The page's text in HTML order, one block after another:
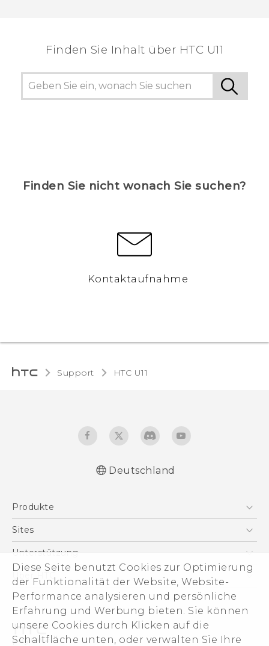
Diese Seite benutzt Cookies zur Optimierung
der Funktionalität der Website, Website-
Performance analysieren und persönliche
Erfahrung und Werbung bieten. Sie können
unsere Cookies durch Klicken auf die
Schaltfläche unten, oder verwalten Sie Ihre
Finden Sie Inhalt über‎ HTC U11
Finden Sie nicht wonach Sie suchen?
Kontaktaufnahme
Support HTC U11‎
Deutsch - Informationen zur Sicherheit und
Deutsch - Informationen zur Sicherheit und
behördliche Bestimmungen (Dual Nano-
SIM)
English - User manual
English - Safety and regulatory guide
(Nano-SIM)
English - Safety and regulatory guide (Dual
Deutschland
Produkte
Smartphones
VIVE
Zubehör
Sites
HTC Dev
HTC Vive
Unterstützung
Unterstützung
eCommerce Support
Über HTC
ESG
Impressum
Investor